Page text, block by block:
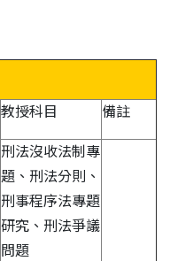
教授科目 備註
刑法沒收法制專
題、刑法分則、
刑事程序法專題
研究、刑法爭議
問題